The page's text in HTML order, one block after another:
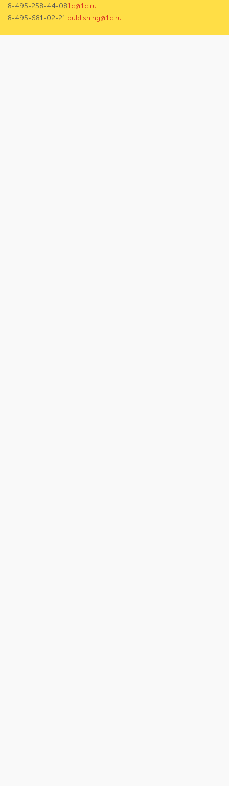
8-495-258-44-08
8-495-681-02-21
1c@1c.ru
publishing@1c.ru